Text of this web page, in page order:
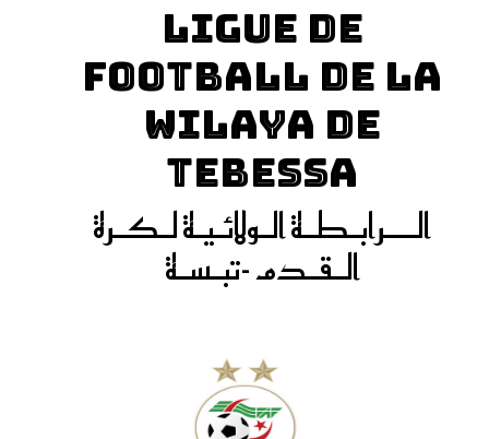
LIGUE DE
FOOTBALL DE LA
WILAYA DE
TEBESSA
الـــرابـطـة الـولائـيـة لـكـرة
الـقـدم -تبـسـة